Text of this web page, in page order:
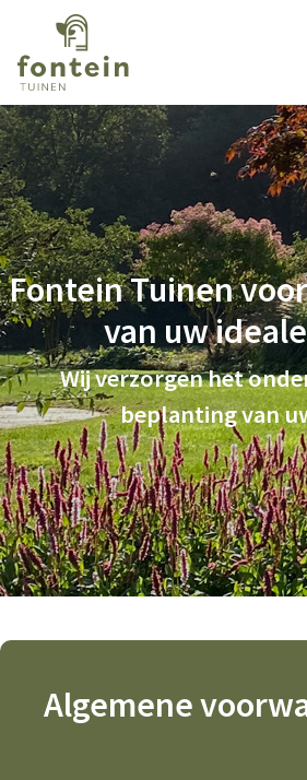
Fontein Tuinen
van uw
Wij verzorgen het
beplanting van
Algemene